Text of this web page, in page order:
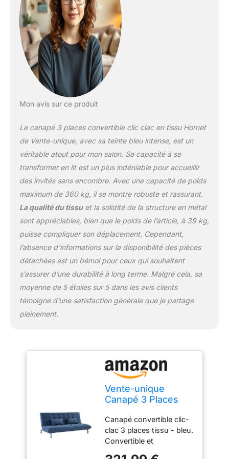
Mon avis sur ce produit
Le canapé 3 places convertible clic clac en tissu Hornet
de Vente-unique, avec sa teinte bleu intense, est un
véritable atout pour mon salon. Sa capacité à se
transformer en lit est un plus indéniable pour accueillir
des invités sans encombre. Avec une capacité de poids
maximum de 360 kg, il se montre robuste et rassurant.
La qualité du tissuet la solidité de la structure en métal
sont appréciables, bien que le poids de l’article, à 39 kg,
puisse compliquer son déplacement. Cependant,
l’absence d’informations sur la disponibilité des pièces
détachées est un bémol pour ceux qui souhaitent
s’assurer d’une durabilité à long terme. Malgré cela, sa
moyenne de 5 étoiles sur 5 dans les avis clients
témoigne d’une satisfaction générale que je partage
pleinement.
Vente-unique
Canapé 3 Places
en Tissu Hornet-
Bleu
Canapé convertible clic-
clac 3 places tissu - bleu.
Convertible et